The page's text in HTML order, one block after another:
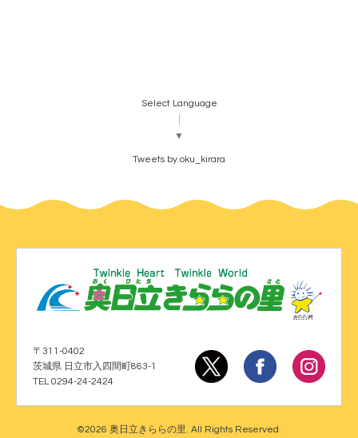
Select Language
▼
Tweets by oku_kirara
〒311-0402
茨城県 日立市入四間町863-1
TEL 0294-24-2424
©2026 奥日立きららの里. All Rights Reserved.